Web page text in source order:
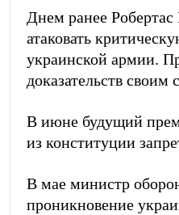
Днем ранее Робертас
атаковать
украинской армии.
доказательств своим
В июне будущий
из конституции
В мае министр
проникновение